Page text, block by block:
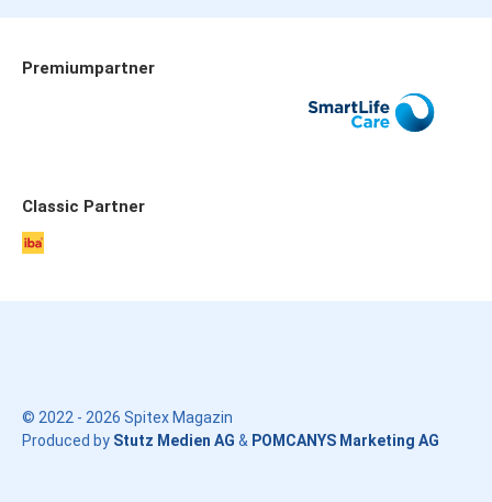
Premiumpartner
Publicare
Classic Partner
© 2022 - 2026 Spitex Magazin
Produced by Stutz Medien AG & POMCANYS Marketing AG